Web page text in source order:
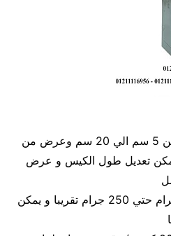
حجم الكيس طول الكيس من 5 سم الي 20 سم وعرض من
و يمكن تعديل طول الكيس و عرض
كمية المواد المعبأة من 5 جرام حتي 250 جرام تقريبا و يمكن